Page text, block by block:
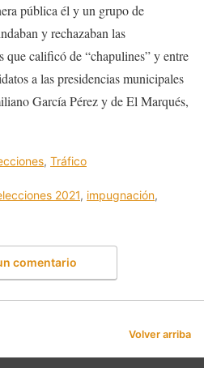
pública él y un grupo de
y rechazaban las
que calificó de “chapulines” y entre
a las presidencias municipales
García Pérez y de El Marqués,
, Tráfico
2021, impugnación,
comentario
Volver arriba